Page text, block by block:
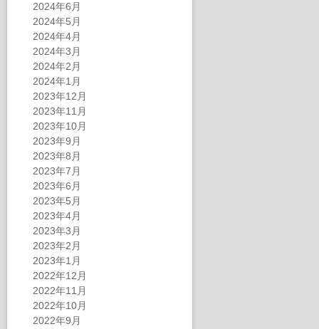
2024年6月
2024年5月
2024年4月
2024年3月
2024年2月
2024年1月
2023年12月
2023年11月
2023年10月
2023年9月
2023年8月
2023年7月
2023年6月
2023年5月
2023年4月
2023年3月
2023年2月
2023年1月
2022年12月
2022年11月
2022年10月
2022年9月